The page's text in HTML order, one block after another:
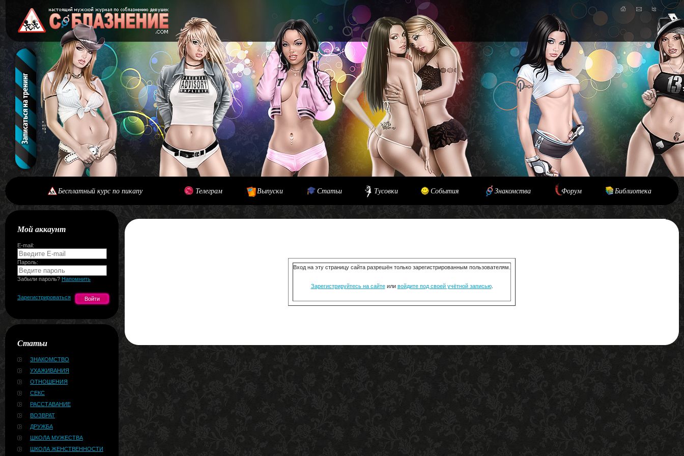
Бесплатный курс по пикапу Телеграм Выпуски Статьи Тусовки События Знакомства Форум Библиотека
Мой аккаунт
E-mail:
Пароль:
Забыли пароль? Напомнить
Зарегистрироваться
Статьи
ЗНАКОМСТВО
УХАЖИВАНИЯ
ОТНОШЕНИЯ
СЕКС
РАССТАВАНИЕ
ВОЗВРАТ
ДРУЖБА
ШКОЛА МУЖЕСТВА
ШКОЛА ЖЕНСТВЕННОСТИ
Вход на эту страницу сайта разрешён только зарегистрированным пользователям.
Зарегистрируйтесь на сайтеили войдите под своей учётной записью.